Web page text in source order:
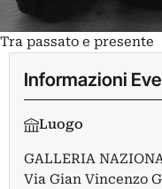
Tra passato e presente
Informazioni
Luogo
GALLERIA
Via Gian Vincenzo